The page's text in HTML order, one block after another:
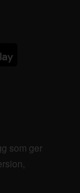
som ger